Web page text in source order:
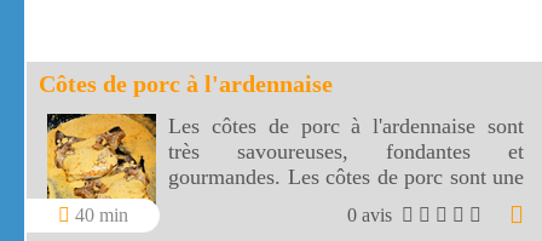
Côtes de porc à l'ardennaise
40 min
Les côtes de porc à l'ardennaise sont
très savoureuses, fondantes et
gourmandes. Les côtes de porc sont une
vraie recette régionale qui réchauffent
en cette période automnale.
0 avis